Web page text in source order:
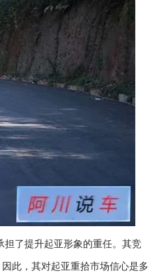
担了提升起亚形象的重任。其竞
此，其对起亚重拾市场信心是多